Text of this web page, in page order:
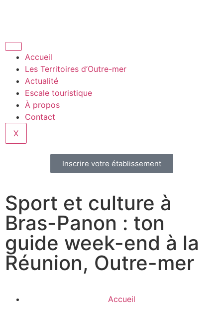
Accueil
Les Territoires d’Outre-mer
Actualité
Escale touristique
À propos
Contact
X
Inscrire votre établissement
Sport et culture à
Bras-Panon : ton
guide week-end à la
Réunion, Outre-mer
Accueil